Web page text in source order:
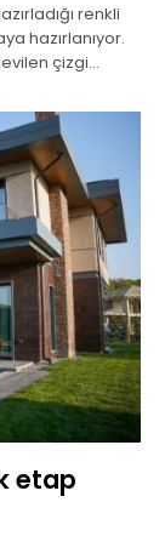
renkli
hazırlanıyor.
çizgi
etap